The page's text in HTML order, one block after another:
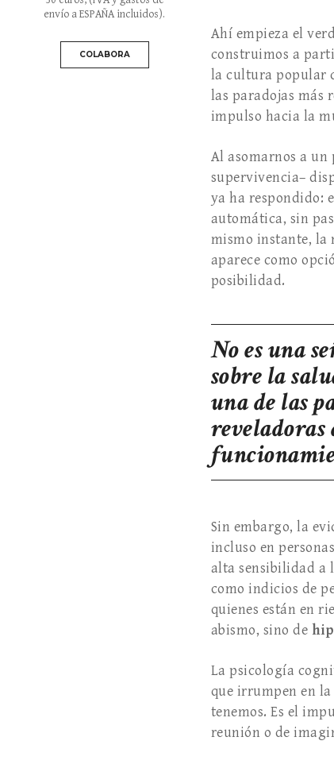
envío a ESPAÑA incluidos).
COLABORA
Ahí empieza el
construimos a
la cultura popular
las paradojas más
impulso hacia la
Al asomarnos a
supervivencia–
ya ha respondido:
automática, sin
mismo instante, la
aparece como
posibilidad.
No es una
sobre la
una de las
reveladoras
Sin embargo, la
incluso en
alta sensibilidad a
como indicios de
quienes están en
abismo, sino de
La psicología
que irrumpen en la
tenemos. Es el
reunión o de